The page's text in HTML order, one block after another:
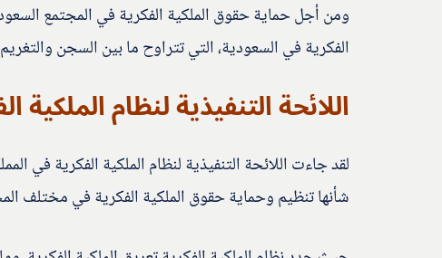
ومن أجل حماية حقوق الملكية الفكرية في المجتمع
الفكرية في السعودية، التي تتراوح ما بين السجن والتغريم
اللائحة التنفيذية لنظام الملكية
لقد جاءت اللائحة التنفيذية لنظام الملكية الفكرية في
شأنها تنظيم وحماية حقوق الملكية الفكرية في مختلف